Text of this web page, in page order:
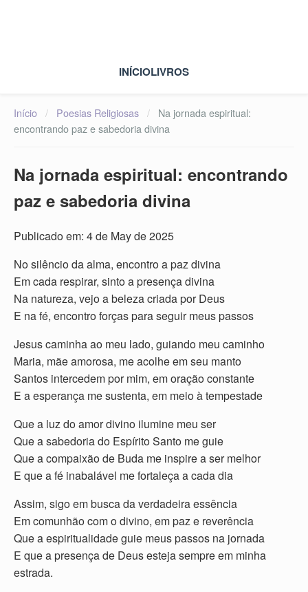
INÍCIOLIVROS
Início / Poesias Religiosas /
Na jornada espiritual:
encontrando paz e sabedoria divina
Na jornada espiritual: encontrando
paz e sabedoria divina
Publicado em: 4 de May de 2025
No silêncio da alma, encontro a paz divina
Em cada respirar, sinto a presença divina
Na natureza, vejo a beleza criada por Deus
E na fé, encontro forças para seguir meus passos
Jesus caminha ao meu lado, guiando meu caminho
Maria, mãe amorosa, me acolhe em seu manto
Santos intercedem por mim, em oração constante
E a esperança me sustenta, em meio à tempestade
Que a luz do amor divino ilumine meu ser
Que a sabedoria do Espírito Santo me guie
Que a compaixão de Buda me inspire a ser melhor
E que a fé inabalável me fortaleça a cada dia
Assim, sigo em busca da verdadeira essência
Em comunhão com o divino, em paz e reverência
Que a espiritualidade guie meus passos na jornada
E que a presença de Deus esteja sempre em minha
estrada.